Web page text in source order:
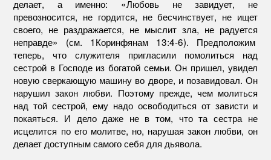
делает, а именно: «Любовь не завидует, не
превозносится, не гордится, не бесчинствует, не ищет
своего, не раздражается, не мыслит зла, не радуется
неправде» (см. 1Коринфянам 13:4-6). Предположим
теперь, что служителя пригласили помолиться над
сестрой в Господе из богатой семьи. Он пришел, увидел
новую сверкающую машину во дворе, и позавидовал. Он
нарушил закон любви. Поэтому прежде, чем молиться
над той сестрой, ему надо освободиться от зависти и
покаяться. И дело даже не в том, что та сестра не
исцелится по его молитве, но, нарушая закон любви, он
делает доступным самого себя для дьявола.